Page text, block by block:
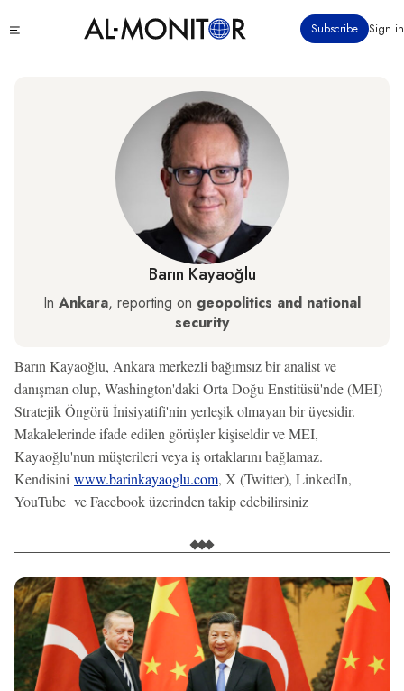
içeriğe
Subscribe Sign in
Barın Kayaoğlu
In Ankara, reporting on geopolitics and national
security
Barın Kayaoğlu, Ankara merkezli bağımsız bir analist ve
danışman olup, Washington'daki Orta Doğu Enstitüsü'nde (MEI)
Stratejik Öngörü İnisiyatifi'nin yerleşik olmayan bir üyesidir.
Makalelerinde ifade edilen görüşler kişiseldir ve MEI,
Kayaoğlu'nun müşterileri veya iş ortaklarını bağlamaz.
Kendisini www.barinkayaoglu.com, X (Twitter), LinkedIn,
YouTube ve Facebook üzerinden takip edebilirsiniz